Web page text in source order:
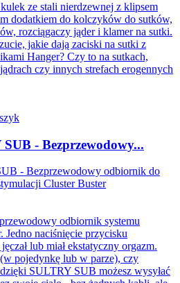
ze stali nierdzewnej z klipsem
dodatkiem do kolczyków do sutków,
rozciągaczy jąder i klamer na sutki.
jakie dają zaciski na sutki z
Hanger? Czy to na sutkach,
czy innych strefach erogennych
- Bezprzewodowy...
odbiornik systemu
Jedno naciśnięcie przycisku
lub miał ekstatyczny orgazm.
pojedynkę lub w parze), czy
SULTRY SUB możesz wysyłać